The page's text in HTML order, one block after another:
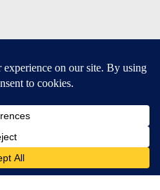
and Android